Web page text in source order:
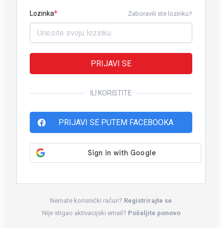
Lozinka Zaboravili ste lozinku?
PRIJAVI SE
ILI KORISTITE
PRIJAVI SE PUTEM FACEBOOKA
Nemate korisnički račun? Registrirajte se
Nije stigao aktivacijski email? Pošaljite ponovo